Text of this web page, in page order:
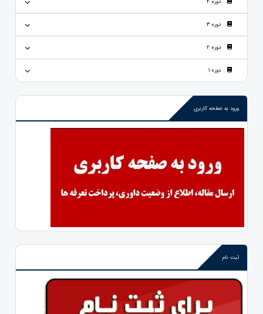
دوره 4
دوره 3
دوره 2
دوره 1
ورود به صفحه کاربری
ثبت نام